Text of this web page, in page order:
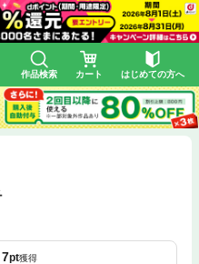
作品検索 カート はじめての方へ
7pt獲得